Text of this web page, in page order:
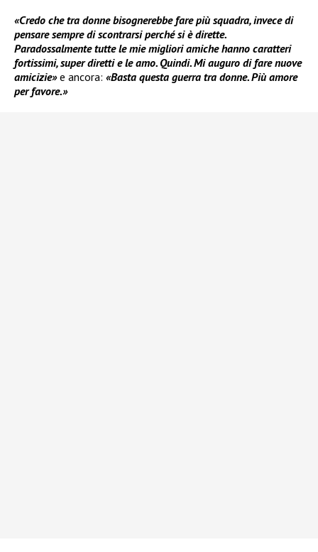
«Credo che tra donne bisognerebbe fare più squadra, invece di
pensare sempre di scontrarsi perché si è dirette.
Paradossalmente tutte le mie migliori amiche hanno caratteri
fortissimi, super diretti e le amo. Quindi. Mi auguro di fare nuove
amicizie»e ancora: «Basta questa guerra tra donne. Più amore
per favore.»